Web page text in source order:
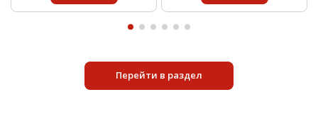
Перейти в раздел